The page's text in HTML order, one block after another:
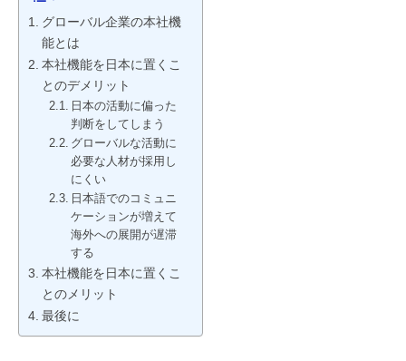
グローバル企業の本社機
能とは
本社機能を日本に置くこ
とのデメリット
日本の活動に偏った
判断をしてしまう
グローバルな活動に
必要な人材が採用し
にくい
日本語でのコミュニ
ケーションが増えて
海外への展開が遅滞
する
本社機能を日本に置くこ
とのメリット
最後に